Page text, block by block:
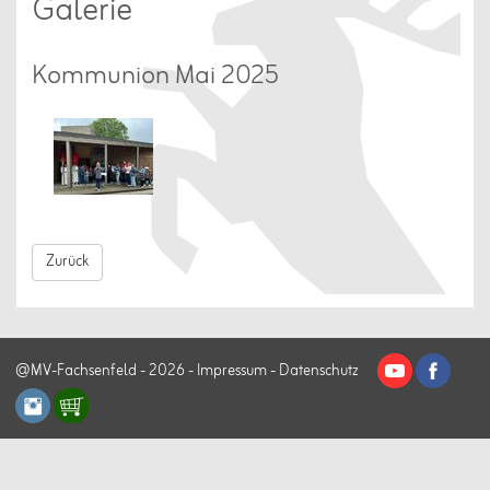
Kommunion Mai 2025
Zurück
@MV-Fachsenfeld - 2026 -Impressum-Datenschutz